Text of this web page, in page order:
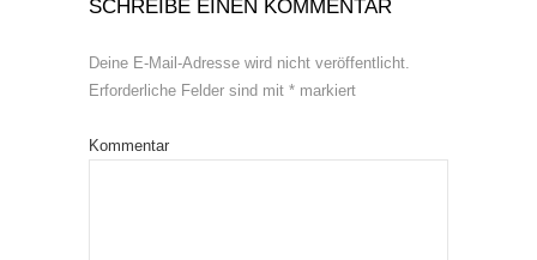
SCHREIBE EINEN KOMMENTAR
Deine E-Mail-Adresse wird nicht veröffentlicht.
Erforderliche Felder sind mit * markiert
Kommentar